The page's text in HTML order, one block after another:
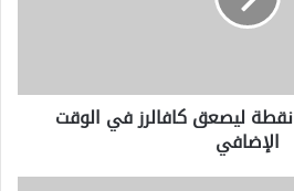
ارتفع نيكس من 22 نقطة ليصعق كافالرز في الوقت
الإضافي